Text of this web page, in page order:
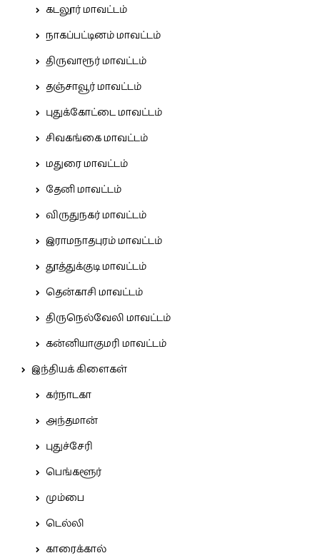
கடலூர் மாவட்டம்
நாகப்பட்டினம் மாவட்டம்
திருவாரூர் மாவட்டம்
தஞ்சாவூர் மாவட்டம்
புதுக்கோட்டை மாவட்டம்
சிவகங்கை மாவட்டம்
மதுரை மாவட்டம்
தேனி மாவட்டம்
விருதுநகர் மாவட்டம்
இராமநாதபுரம் மாவட்டம்
தூத்துக்குடி மாவட்டம்
தென்காசி மாவட்டம்
திருநெல்வேலி மாவட்டம்
கன்னியாகுமரி மாவட்டம்
இந்தியக் கிளைகள்
கர்நாடகா
அந்தமான்
புதுச்சேரி
பெங்களூர்
மும்பை
டெல்லி
காரைக்கால்